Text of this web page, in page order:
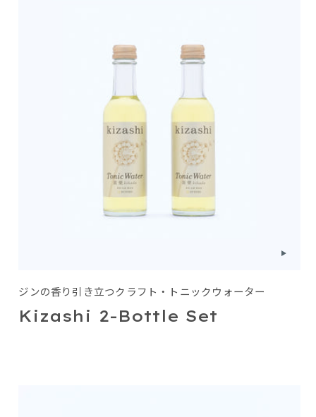
ジンの香り引き立つクラフト・トニックウォーター
Kizashi 2-Bottle Set